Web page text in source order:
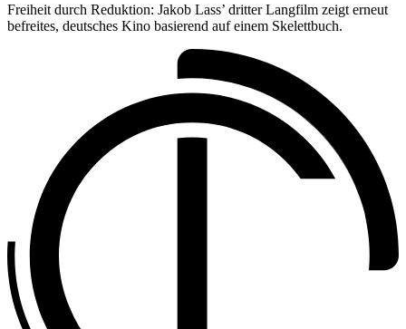
Freiheit durch Reduktion: Jakob Lass’ dritter Langfilm zeigt erneut
befreites, deutsches Kino basierend auf einem Skelettbuch.